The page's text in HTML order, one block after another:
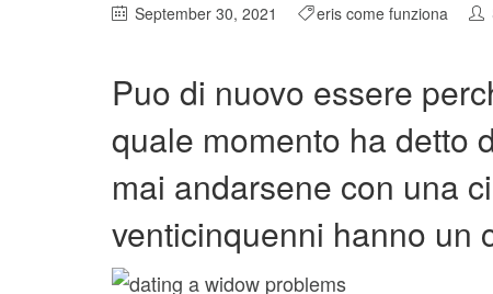
September 30, 2021 eris come funziona
Puo di nuovo essere
quale momento ha detto
mai andarsene con una
venticinquenni hanno un